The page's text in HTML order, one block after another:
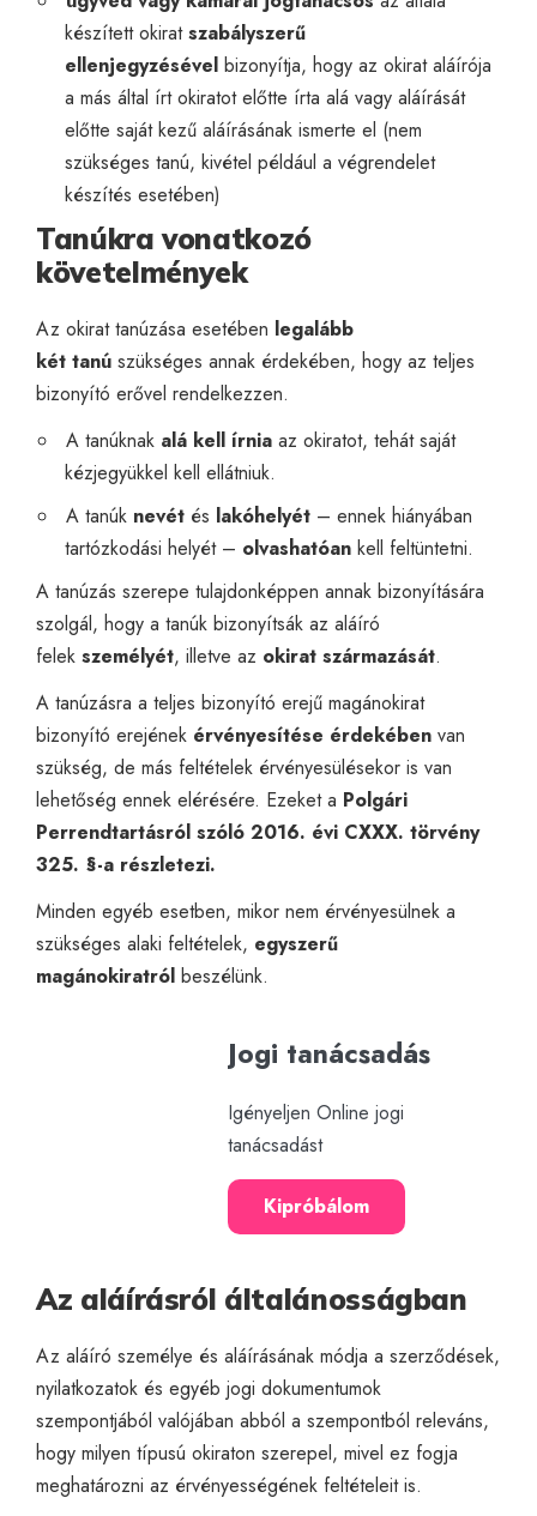
készített okiratszabályszerű
ellenjegyzésével bizonyítja, hogy az okirat aláírója
a más által írt okiratot előtte írta alá vagy aláírását
előtte saját kezű aláírásának ismerte el (nem
szükséges tanú, kivétel például a végrendelet
készítés esetében)
Tanúkra vonatkozó
követelmények
Az okirat tanúzása esetében legalább
két tanú szükséges annak érdekében, hogy az teljes
bizonyító erővel rendelkezzen.
A tanúknak alá kell írniaaz okiratot, tehát saját
kézjegyükkel kell ellátniuk.
A tanúk nevétés lakóhelyét– ennek hiányában
tartózkodási helyét – olvashatóan kell feltüntetni.
A tanúzás szerepe tulajdonképpen annak bizonyítására
szolgál, hogy a tanúk bizonyítsák az aláíró
felek személyét, illetve az okirat származását.
A tanúzásra a teljes bizonyító erejű magánokirat
bizonyító erejének érvényesítése érdekében van
szükség, de más feltételek érvényesülésekor is van
lehetőség ennek elérésére. Ezeket a Polgári
Perrendtartásról szóló 2016. évi CXXX. törvény
325. §-a részletezi.
Minden egyéb esetben, mikor nem érvényesülnek a
szükséges alaki feltételek, egyszerű
magánokiratról beszélünk.
Jogi tanácsadás
Igényeljen Online jogi
tanácsadást
Kipróbálom
Az aláírásról általánosságban
Az aláíró személye és aláírásának módja a szerződések,
nyilatkozatok és egyéb jogi dokumentumok
szempontjából valójában abból a szempontból releváns,
hogy milyen típusú okiraton szerepel, mivel ez fogja
meghatározni az érvényességének feltételeit is.